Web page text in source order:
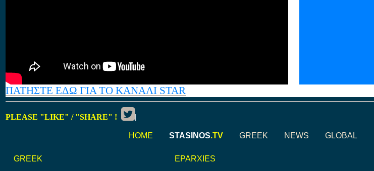
ΠΑΤΗΣΤΕ ΕΔΩ ΓΙΑ ΤΟ ΚΑΝΑΛΙ STAR
PLEASE "LIKE" / "SHARE" ! |
HOME STASINOS.TV GREEK NEWS GLOBAL
GREEK
EPARXIES